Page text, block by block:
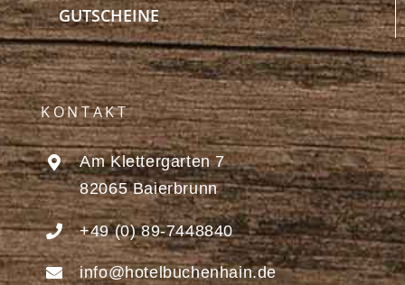
GUTSCHEINE
KONTAKT
Am Klettergarten 7
82065 Baierbrunn
+49 (0) 89-7448840
info@hotelbuchenhain.de